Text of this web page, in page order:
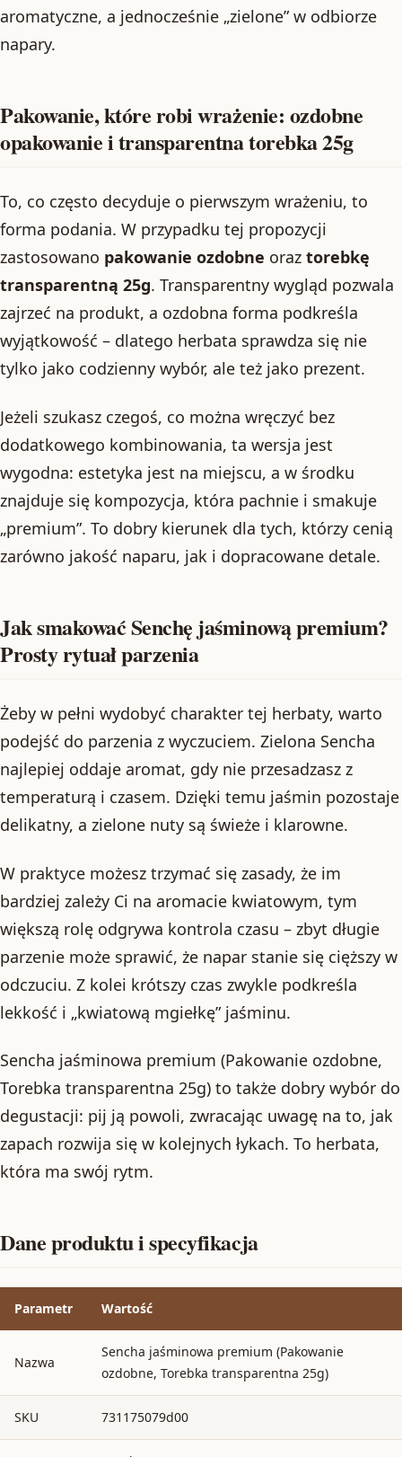
aromatyczne, a jednocześnie „zielone” w odbiorze
napary.
Pakowanie, które robi wrażenie: ozdobne
opakowanie i transparentna torebka 25g
To, co często decyduje o pierwszym wrażeniu, to
forma podania. W przypadku tej propozycji
zastosowano pakowanie ozdobne oraz torebkę
transparentną 25g. Transparentny wygląd pozwala
zajrzeć na produkt, a ozdobna forma podkreśla
wyjątkowość – dlatego herbata sprawdza się nie
tylko jako codzienny wybór, ale też jako prezent.
Jeżeli szukasz czegoś, co można wręczyć bez
dodatkowego kombinowania, ta wersja jest
wygodna: estetyka jest na miejscu, a w środku
znajduje się kompozycja, która pachnie i smakuje
„premium”. To dobry kierunek dla tych, którzy cenią
zarówno jakość naparu, jak i dopracowane detale.
Jak smakować Senchę jaśminową premium?
Prosty rytuał parzenia
Żeby w pełni wydobyć charakter tej herbaty, warto
podejść do parzenia z wyczuciem. Zielona Sencha
najlepiej oddaje aromat, gdy nie przesadzasz z
temperaturą i czasem. Dzięki temu jaśmin pozostaje
delikatny, a zielone nuty są świeże i klarowne.
W praktyce możesz trzymać się zasady, że im
bardziej zależy Ci na aromacie kwiatowym, tym
większą rolę odgrywa kontrola czasu – zbyt długie
parzenie może sprawić, że napar stanie się cięższy w
odczuciu. Z kolei krótszy czas zwykle podkreśla
lekkość i „kwiatową mgiełkę” jaśminu.
Sencha jaśminowa premium (Pakowanie ozdobne,
Torebka transparentna 25g) to także dobry wybór do
degustacji: pij ją powoli, zwracając uwagę na to, jak
zapach rozwija się w kolejnych łykach. To herbata,
która ma swój rytm.
Dane produktu i specyfikacja
Parametr Wartość
Nazwa
Sencha jaśminowa premium (Pakowanie
ozdobne, Torebka transparentna 25g)
SKU 731175079d00